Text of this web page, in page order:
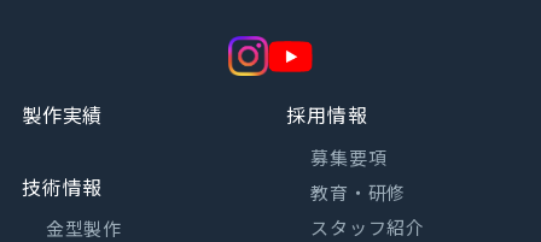
製作実績
技術情報
金型製作
採用情報
募集要項
教育・研修
スタッフ紹介